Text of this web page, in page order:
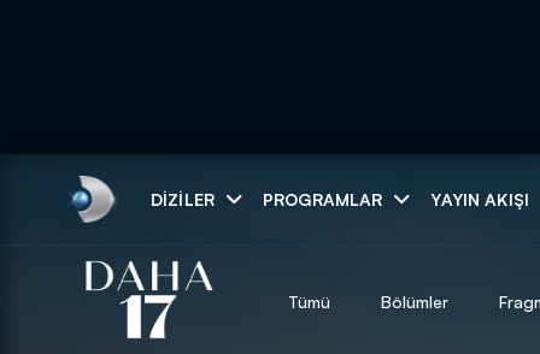
DIZILER PROGRAMLAR YAYIN AKIŞI
Tümü Bölümler